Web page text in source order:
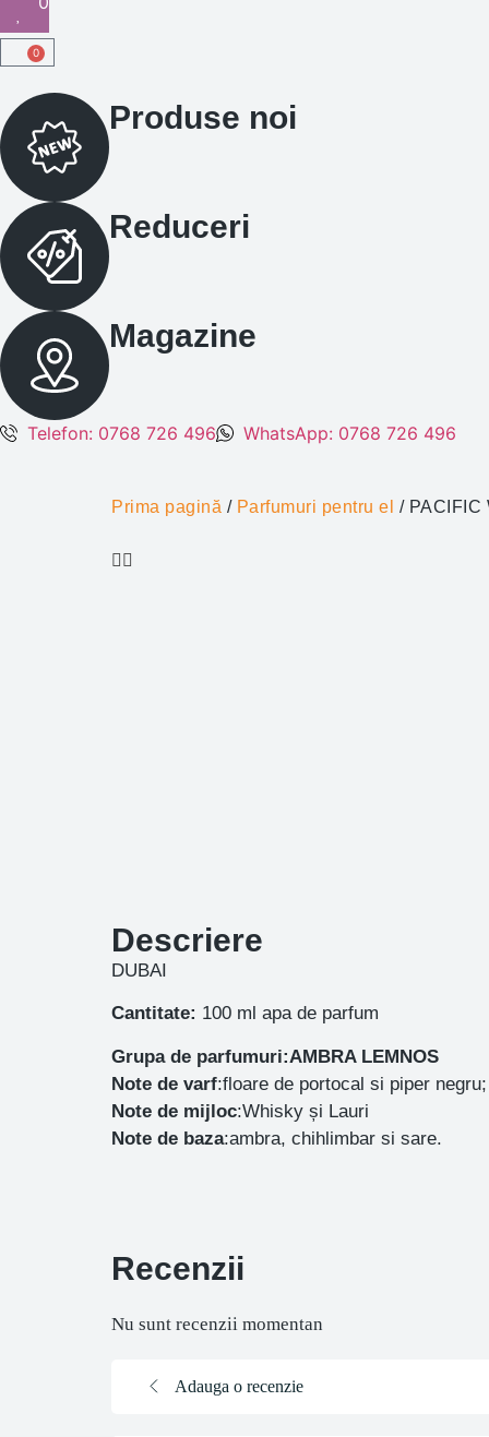
0
Produse noi
Reduceri
Magazine
Telefon: 0768 726 496 WhatsApp: 0768 726 496
Prima pagină / Parfumuri pentru el / PACIFIC
Descriere
DUBAI
Cantitate: 100 ml apa de parfum
Grupa de parfumuri:AMBRA LEMNOS
Note de varf:floare de portocal si piper negru;
Note de mijloc:Whisky și Lauri
Note de baza:ambra, chihlimbar si sare.
Recenzii
Nu sunt recenzii momentan
Adauga o recenzie